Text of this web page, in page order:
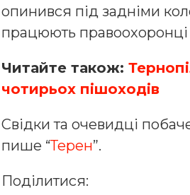
опинився під задніми
працюють правоохоронці
Читайте також:
чотирьох пішоходів
Свідки та очевидці
пише “Терен”.
Поділитися: